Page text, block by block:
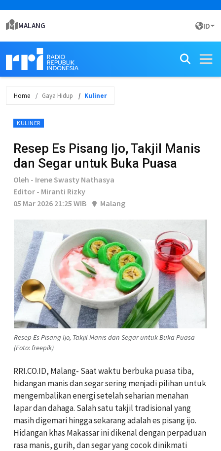
MALANG ID
Home Gaya Hidup Kuliner
KULINER
Resep Es Pisang Ijo, Takjil Manis
dan Segar untuk Buka Puasa
Oleh - Irene Swasty Nathasya
Editor - Miranti Rizky
05 Mar 2026 21:25 WIB
Malang
Resep Es Pisang Ijo, Takjil Manis dan Segar untuk Buka Puasa
(Foto: freepik)
RRI.CO.ID, Malang- Saat waktu berbuka puasa tiba,
hidangan manis dan segar sering menjadi pilihan untuk
mengembalikan energi setelah seharian menahan
lapar dan dahaga. Salah satu takjil tradisional yang
masih digemari hingga sekarang adalah es pisang ijo.
Hidangan khas Makassar ini dikenal dengan perpaduan
rasa manis, gurih, dan segar yang cocok dinikmati